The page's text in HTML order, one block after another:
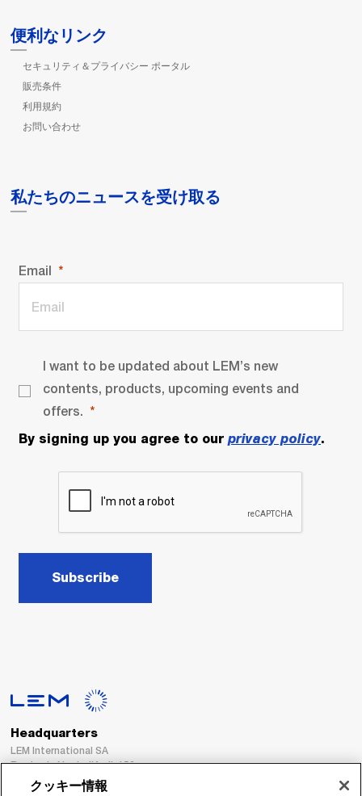
便利なリンク
セキュリティ＆プライバシー ポータル
販売条件
利用規約
お問い合わせ
私たちのニュースを受け取る
Email
I want to be updated about LEM’s new
contents, products, upcoming events and
offers.
By signing up you agree to our privacy policy.
Subscribe
Headquarters
LEM International SA
Route du Nant-d’Avril, 152
1217 Meyrin
クッキー情報